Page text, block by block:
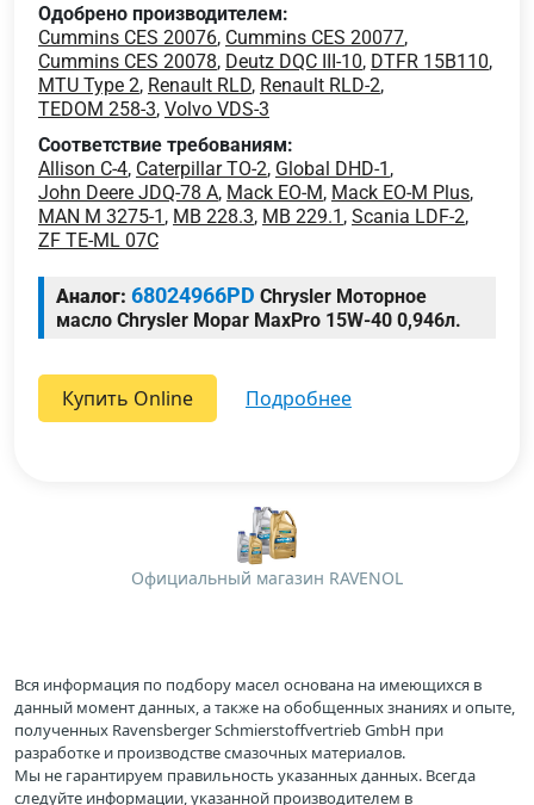
Одобрено производителем:
Cummins CES 20076, Cummins CES 20077,
Cummins CES 20078, Deutz DQC III-10, DTFR 15B110,
MTU Type 2, Renault RLD, Renault RLD-2,
TEDOM 258-3, Volvo VDS-3
Соответствие требованиям:
Allison C-4, Caterpillar TO-2, Global DHD-1 ,
John Deere JDQ-78 A, Mack EO-M, Mack EO-M Plus,
MAN M 3275-1 , MB 228.3, MB 229.1 , Scania LDF-2,
ZF TE-ML 07C
Аналог: 68024966PD Chrysler Моторное
масло Chrysler Mopar MaxPro 15W-40 0,946л.
Купить Online подробнее
Официальный магазин RAVENOL
Вся информация по подбору масел основана на имеющихся в
данный момент данных, а также на обобщенных знаниях и опыте,
полученных Ravensberger Schmierstoffvertrieb GmbH при
разработке и производстве смазочных материалов.
Мы не гарантируем правильность указанных данных. Всегда
следуйте информации, указанной производителем в